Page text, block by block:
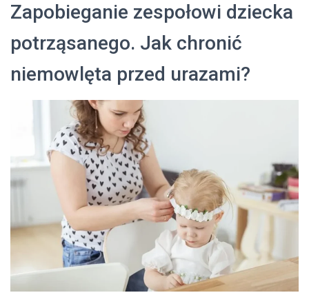
Zapobieganie zespołowi dziecka
potrząsanego. Jak chronić
niemowlęta przed urazami?